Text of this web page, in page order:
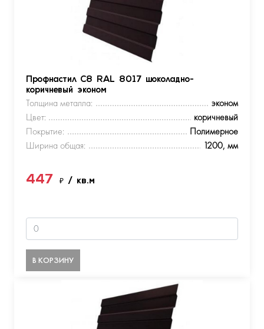
Профнастил С8 RAL 8017 шоколадно-
коричневый эконом
Толщина металла:
эконом
Цвет:
коричневый
Покрытие:
Полимерное
Ширина общая:
1200, мм
447 ₽ / кв.м
В КОРЗИНУ